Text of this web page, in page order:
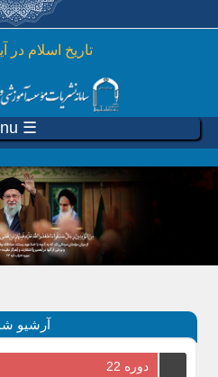
رفتن به
تاريخ اسلام در
☰ Menu
آرشیو
دوره 22